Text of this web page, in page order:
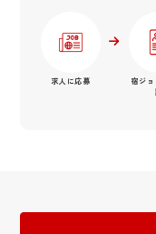
求人に応募
宿ジ